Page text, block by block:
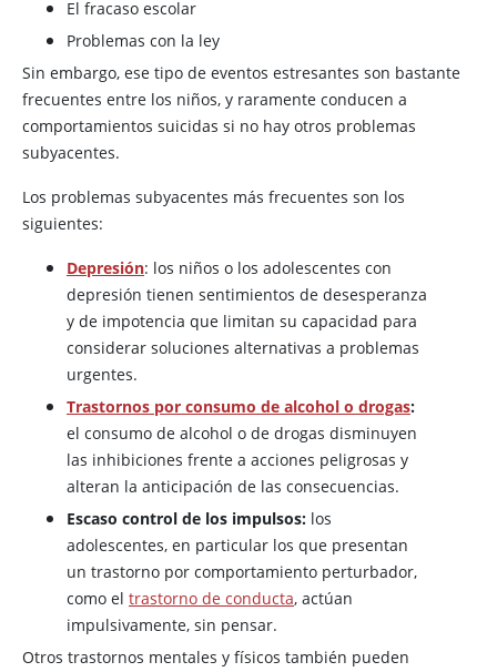
El fracaso escolar
Problemas con la ley
Sin embargo, ese tipo de eventos estresantes son bastante
frecuentes entre los niños, y raramente conducen a
comportamientos suicidas si no hay otros problemas
subyacentes.
Los problemas subyacentes más frecuentes son los
siguientes:
Depresión: los niños o los adolescentes con
depresión tienen sentimientos de desesperanza
y de impotencia que limitan su capacidad para
considerar soluciones alternativas a problemas
urgentes.
Trastornos por consumo de alcohol o drogas:
el consumo de alcohol o de drogas disminuyen
las inhibiciones frente a acciones peligrosas y
alteran la anticipación de las consecuencias.
Escaso control de los impulsos: los
adolescentes, en particular los que presentan
un trastorno por comportamiento perturbador,
como el trastorno de conducta, actúan
impulsivamente, sin pensar.
Otros trastornos mentales y físicos también pueden